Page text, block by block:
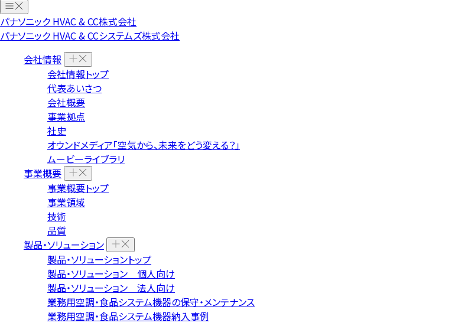
パナソニック HVAC & CC株式会社
パナソニック HVAC & CCシステムズ株式会社
会社情報
会社情報トップ
代表あいさつ
会社概要
事業拠点
社史
オウンドメディア「空気から、未来をどう変える？」
ムービーライブラリ
事業概要
事業概要トップ
事業領域
技術
品質
製品・ソリューション
製品・ソリューショントップ
製品・ソリューション 個人向け
製品・ソリューション 法人向け
業務用空調・食品システム機器の保守・メンテナンス
業務用空調・食品システム機器納入事例